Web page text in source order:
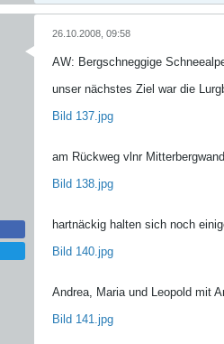
26.10.2008, 09:58
AW: Bergschneggige
unser nächstes Ziel war die
Bild 137.jpg
am Rückweg vlnr
Bild 138.jpg
hartnäckig halten sich noch
Bild 140.jpg
Andrea, Maria und Leopold mit
Bild 141.jpg